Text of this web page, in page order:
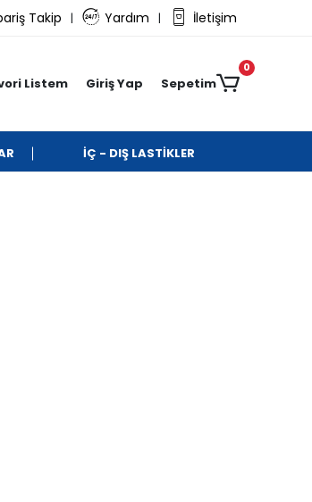
Takip | Yardım | İletişim
Listem Giriş Yap Sepetim
0
İÇ - DIŞ LASTİKLER